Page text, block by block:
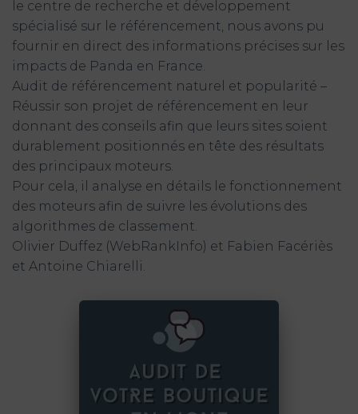
le centre de recherche et développement
spécialisé sur le référencement, nous avons pu
fournir en direct des informations précises sur les
impacts de Panda en France.
Audit de référencement naturel et popularité –
Réussir son projet de référencement en leur
donnant des conseils afin que leurs sites soient
durablement positionnés en tête des résultats
des principaux moteurs.
Pour cela, il analyse en détails le fonctionnement
des moteurs afin de suivre les évolutions des
algorithmes de classement.
Olivier Duffez (WebRankInfo) et Fabien Facériès
et Antoine Chiarelli.